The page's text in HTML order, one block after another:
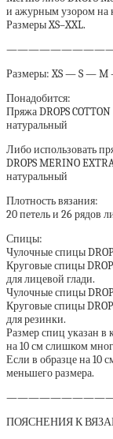
и ажурным узором на
Размеры XS–XXL.
Размеры: XS — S —
Понадобится:
Пряжа DROPS
натуральный
Либо использовать
DROPS MERINO
натуральный
Плотность вязания:
20 петель и 26 рядов
Спицы:
Чулочные спицы
Круговые спицы
для лицевой глади.
Чулочные спицы
Круговые спицы
для резинки.
Размер спиц указан в
на 10 см слишком
Если в образце на 10
меньшего размера.
ПОЯСНЕНИЯ К